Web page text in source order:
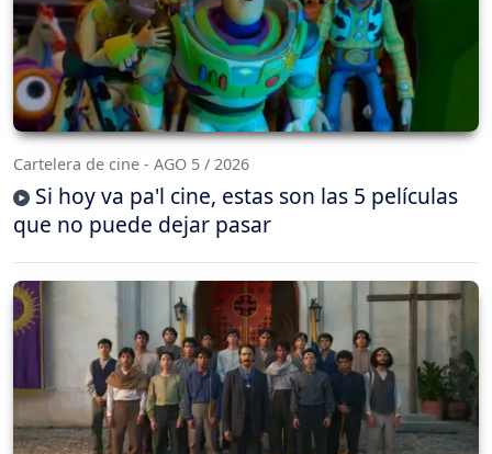
Cartelera de cine - AGO 5 / 2026
Si hoy va pa'l cine, estas son las 5 películas
que no puede dejar pasar